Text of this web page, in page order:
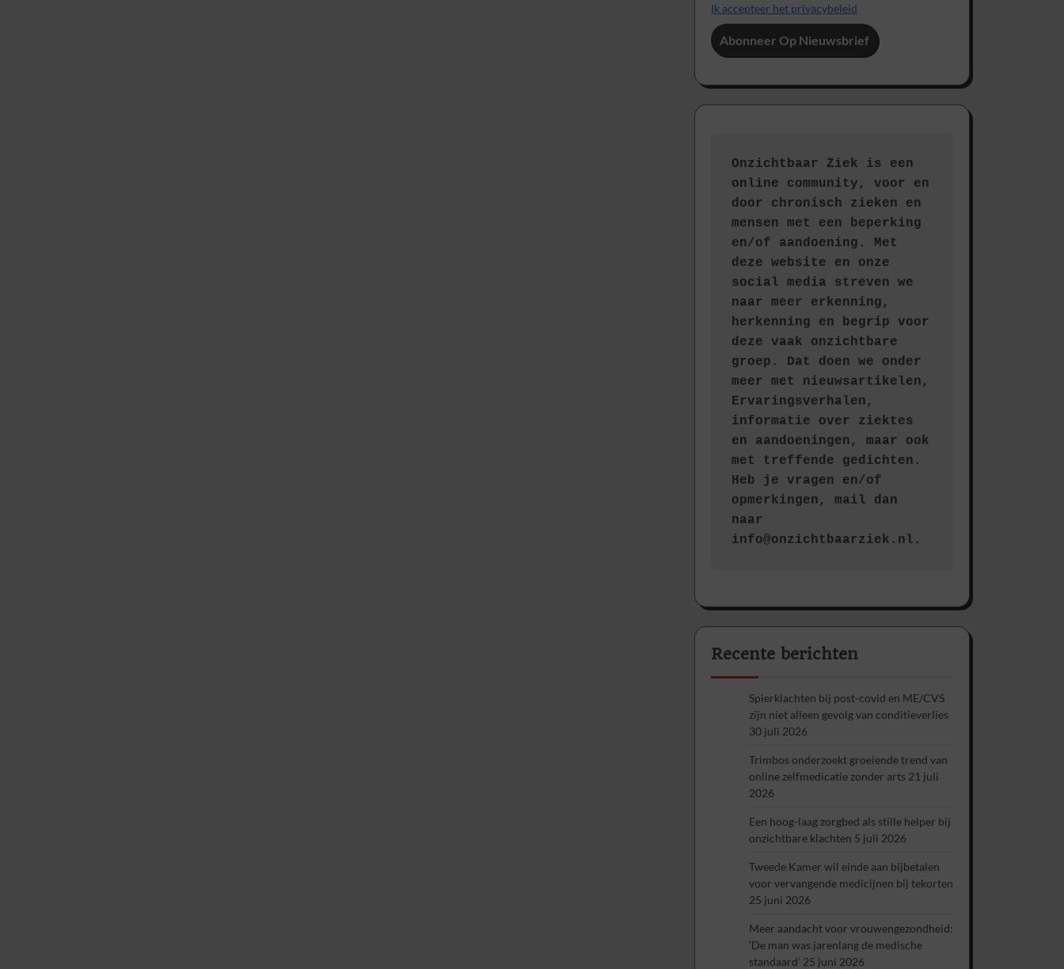
Ik accepteer het privacybeleid
Onzichtbaar Ziek is een
online community, voor en
door chronisch zieken en
mensen met een beperking
en/of aandoening. Met
deze website en onze
social media streven we
naar meer erkenning,
herkenning en begrip voor
deze vaak onzichtbare
groep. Dat doen we onder
meer met nieuwsartikelen,
Ervaringsverhalen,
informatie over ziektes
en aandoeningen, maar ook
met treffende gedichten.
Heb je vragen en/of
opmerkingen, mail dan
naar
info@onzichtbaarziek.nl.
Recente berichten
Spierklachten bij post-covid en ME/CVS
zijn niet alleen gevolg van conditieverlies
30 juli 2026
Trimbos onderzoekt groeiende trend van
online zelfmedicatie zonder arts 21 juli
2026
Een hoog-laag zorgbed als stille helper bij
onzichtbare klachten 5 juli 2026
Tweede Kamer wil einde aan bijbetalen
voor vervangende medicijnen bij tekorten
25 juni 2026
Meer aandacht voor vrouwengezondheid:
‘De man was jarenlang de medische
standaard’ 25 juni 2026